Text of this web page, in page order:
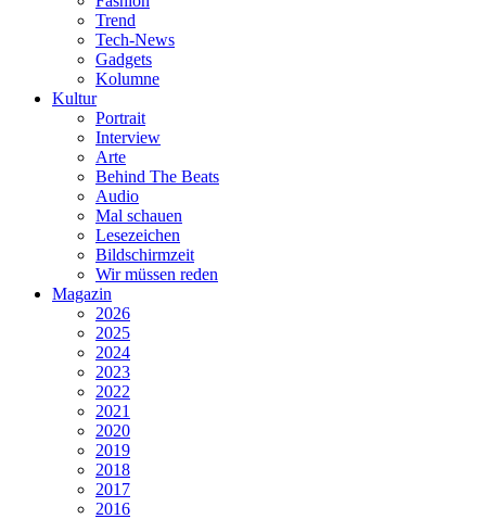
Trend
Tech-News
Gadgets
Kolumne
Kultur
Portrait
Interview
Arte
Behind The Beats
Audio
Mal schauen
Lesezeichen
Bildschirmzeit
Wir müssen reden
Magazin
2026
2025
2024
2023
2022
2021
2020
2019
2018
2017
2016